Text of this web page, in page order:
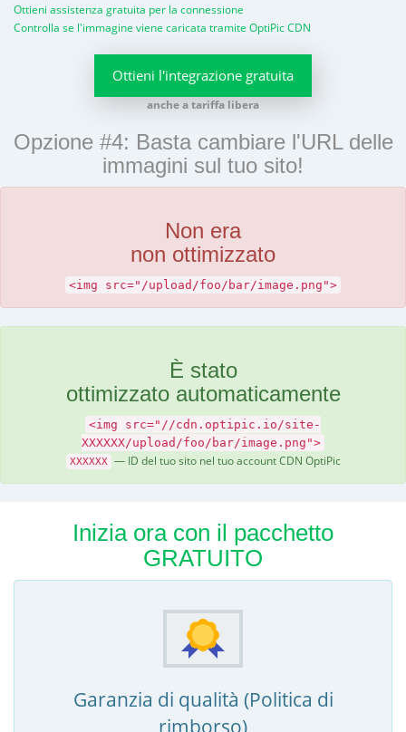
Ottieni assistenza gratuita per la connessione
Controlla se l'immagine viene caricata tramite OptiPic CDN
Ottieni l'integrazione gratuita
anche a tariffa libera
Opzione #4: Basta cambiare l'URL delle
immagini sul tuo sito!
Non era
non ottimizzato
<img src="/upload/foo/bar/image.png">
È stato
ottimizzato automaticamente
<img src="//cdn.optipic.io/site-
XXXXXX/upload/foo/bar/image.png">
XXXXXX — ID del tuo sito nel tuo account CDN OptiPic
Inizia ora con il pacchetto
GRATUITO
Garanzia di qualità (Politica di
rimborso)